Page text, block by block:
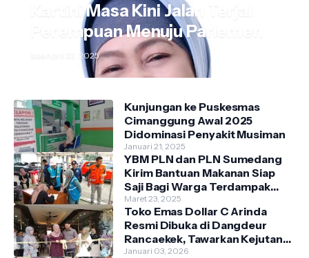
Kartini Masa Kini Jalan Terjal
Perempuan Menuju Parlemen
April 22, 2025
Kunjungan ke Puskesmas
Cimanggung Awal 2025
Didominasi Penyakit Musiman
Januari 21, 2025
YBM PLN dan PLN Sumedang
Kirim Bantuan Makanan Siap
Saji Bagi Warga Terdampak
Banjir Kecamatan Cimanggung
Maret 23, 2025
Toko Emas Dollar C Arinda
Resmi Dibuka di Dangdeur
Rancaekek, Tawarkan Kejutan
Spesial Grand Opening
Januari 03, 2026